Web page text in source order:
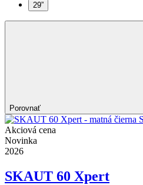
29”
Porovnať
Akciová cena
Novinka
2026
SKAUT 60 Xpert